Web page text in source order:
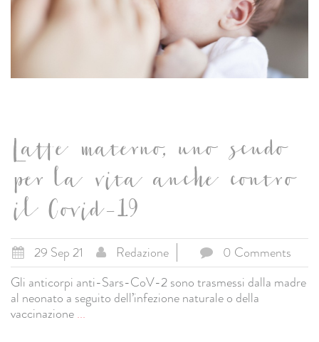
Latte materno, uno scudo
per la vita anche contro
il Covid-19
29 Sep 21 Redazione
0 Comments
Gli anticorpi anti-Sars-CoV-2 sono trasmessi dalla madre
al neonato a seguito dell’infezione naturale o della
vaccinazione...